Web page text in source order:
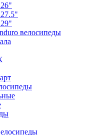
велосипеды